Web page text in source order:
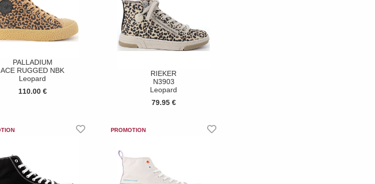
PALLADIUM
ACE RUGGED NBK
Leopard
110.00 €
RIEKER
N3903
Leopard
79.95 €